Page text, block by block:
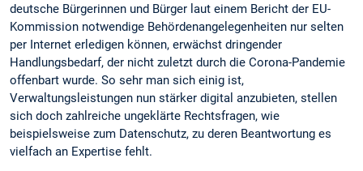
deutsche Bürgerinnen und Bürger laut einem Bericht der EU-
Kommission notwendige Behördenangelegenheiten nur selten
per Internet erledigen können, erwächst dringender
Handlungsbedarf, der nicht zuletzt durch die Corona-Pandemie
offenbart wurde. So sehr man sich einig ist,
Verwaltungsleistungen nun stärker digital anzubieten, stellen
sich doch zahlreiche ungeklärte Rechtsfragen, wie
beispielsweise zum Datenschutz, zu deren Beantwortung es
vielfach an Expertise fehlt.